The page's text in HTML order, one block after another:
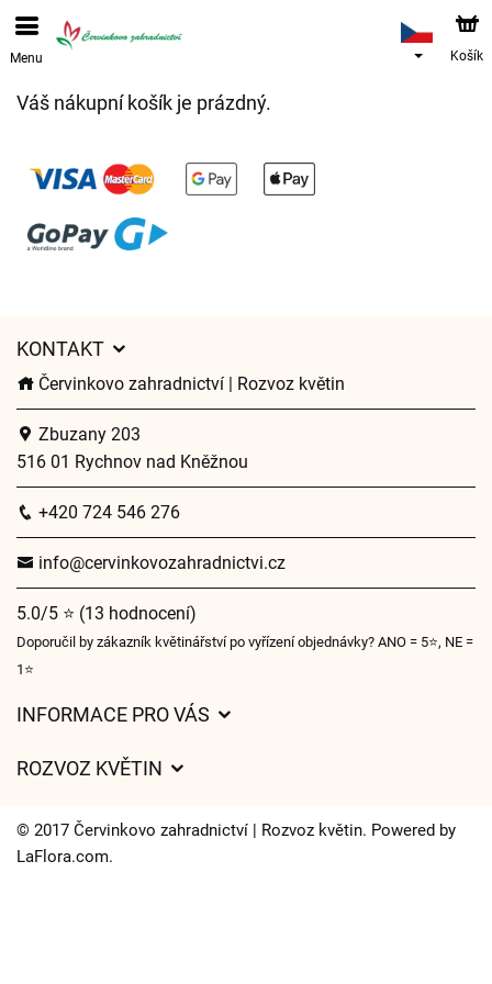
Objednávky přes e-shop přijímáme. Nejbližší možné
doručení je od 17.8.2026 z důvodu dovolené.
Menu Košík
Váš nákupní košík je prázdný.
KONTAKT
Červinkovo zahradnictví | Rozvoz květin
Zbuzany 203
516 01 Rychnov nad Kněžnou
+420 724 546 276
info@cervinkovozahradnictvi.cz
5.0/5 ⭐ (13 hodnocení)
Doporučil by zákazník květinářství po vyřízení objednávky? ANO = 5⭐, NE =
1⭐
INFORMACE PRO VÁS
Často kladené dotazy
O nás
ROZVOZ KVĚTIN
Kam doručujeme květiny
© 2017 Červinkovo zahradnictví | Rozvoz květin. Powered by
LaFlora.com.